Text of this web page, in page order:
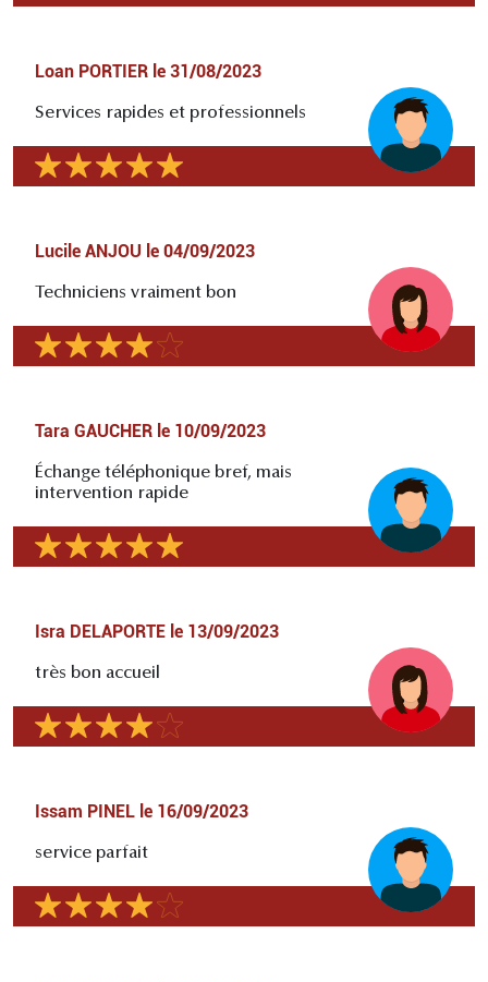
Loan PORTIER le 31/08/2023
Services rapides et professionnels
Lucile ANJOU le 04/09/2023
Techniciens vraiment bon
Tara GAUCHER le 10/09/2023
Échange téléphonique bref, mais
intervention rapide
Isra DELAPORTE le 13/09/2023
très bon accueil
Issam PINEL le 16/09/2023
service parfait